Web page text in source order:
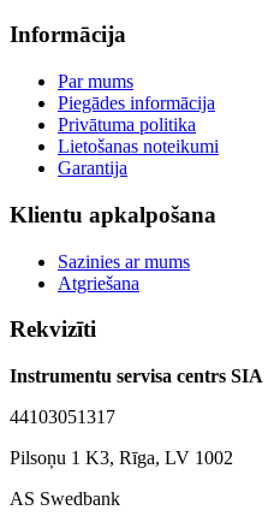
Informācija
Par mums
Piegādes informācija
Privātuma politika
Lietošanas noteikumi
Garantija
Klientu apkalpošana
Sazinies ar mums
Atgriešana
Rekvizīti
Instrumentu servisa centrs SIA
44103051317
Pilsoņu 1 K3, Rīga, LV 1002
AS Swedbank